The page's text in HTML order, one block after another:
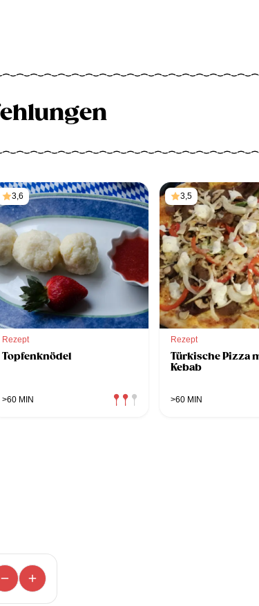
3,6
Rezept
Topfenknödel
>60 MIN
3,5
Rezept
Türkische Pizza
Kebab
>60 MIN